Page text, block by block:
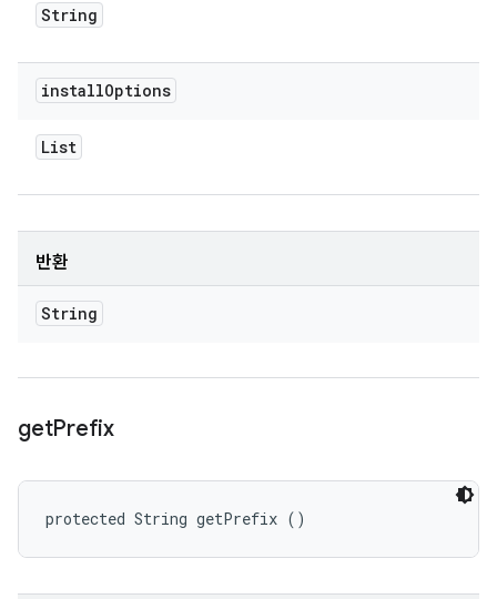
String
installOptions
List
반환
String
getPrefix
protected String getPrefix ()